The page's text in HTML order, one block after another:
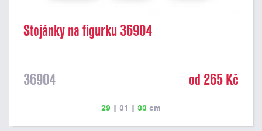
Stojánky na figurku 36904
36904 od 265 Kč
29 | 31 | 33 cm